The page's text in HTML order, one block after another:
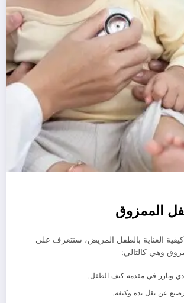
الممزوق
العناية بالطفل المريض، سنتعرف على
وهي كالتالي:
وبارز في مقدمة كتف الطفل.
عن نقل يده وكتفه.